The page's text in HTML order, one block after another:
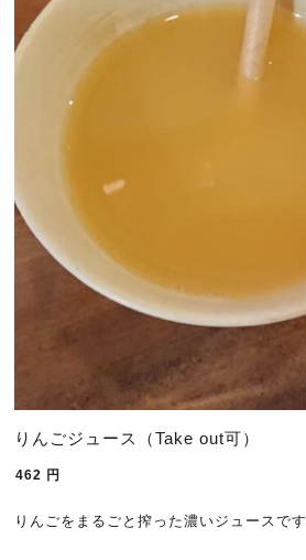
りんごジュース（Take out可）
462 円
りんごをまるごと搾った濃いジュースです